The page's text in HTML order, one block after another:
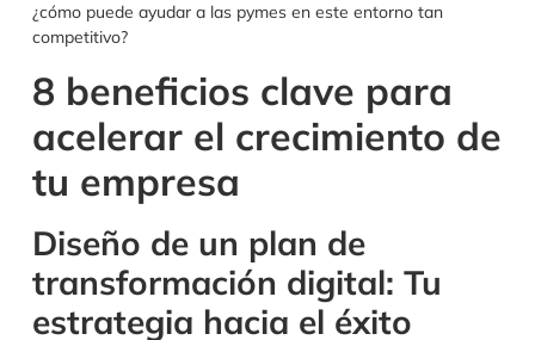
¿cómo puede ayudar a las pymes en este entorno tan
competitivo?
8 beneficios clave para
acelerar el crecimiento de
tu empresa
Diseño de un plan de
transformación digital: Tu
estrategia hacia el éxito